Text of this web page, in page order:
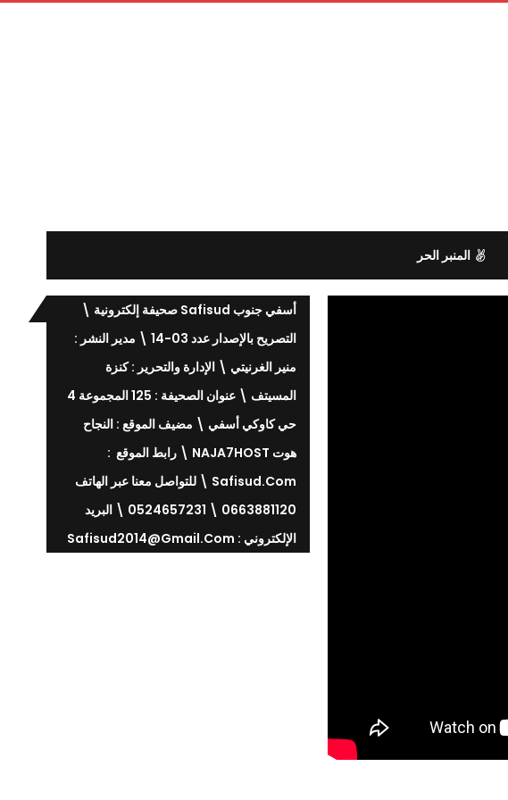
المنبر الحر
أسفي جنوب Safisud صحيفة إلكترونية \
التصريح بالإصدار عدد 03-14 \ مدير النشر :
منير الغرنيتي \ الإدارة والتحرير : كنزة
المسيتف \ عنوان الصحيفة : 125 المجموعة 4
حي كاوكي أسفي \ مضيف الموقع : النجاح
هوت NAJA7HOST \ رابط الموقع :
Safisud.com \ للتواصل معنا عبر الهاتف
0663881120 \ 0524657231 \ البريد
الإلكتروني : Safisud2014@gmail.com